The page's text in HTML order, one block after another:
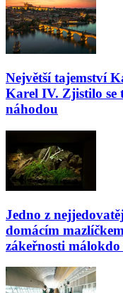
Největší tajemství
Karel IV. Zjistilo se
náhodou
Jedno z
domácím
zákeřnosti